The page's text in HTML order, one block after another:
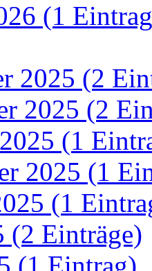
(1
2025 (2
2025 (2
(1
2025 (1
(1
(2 Einträge)